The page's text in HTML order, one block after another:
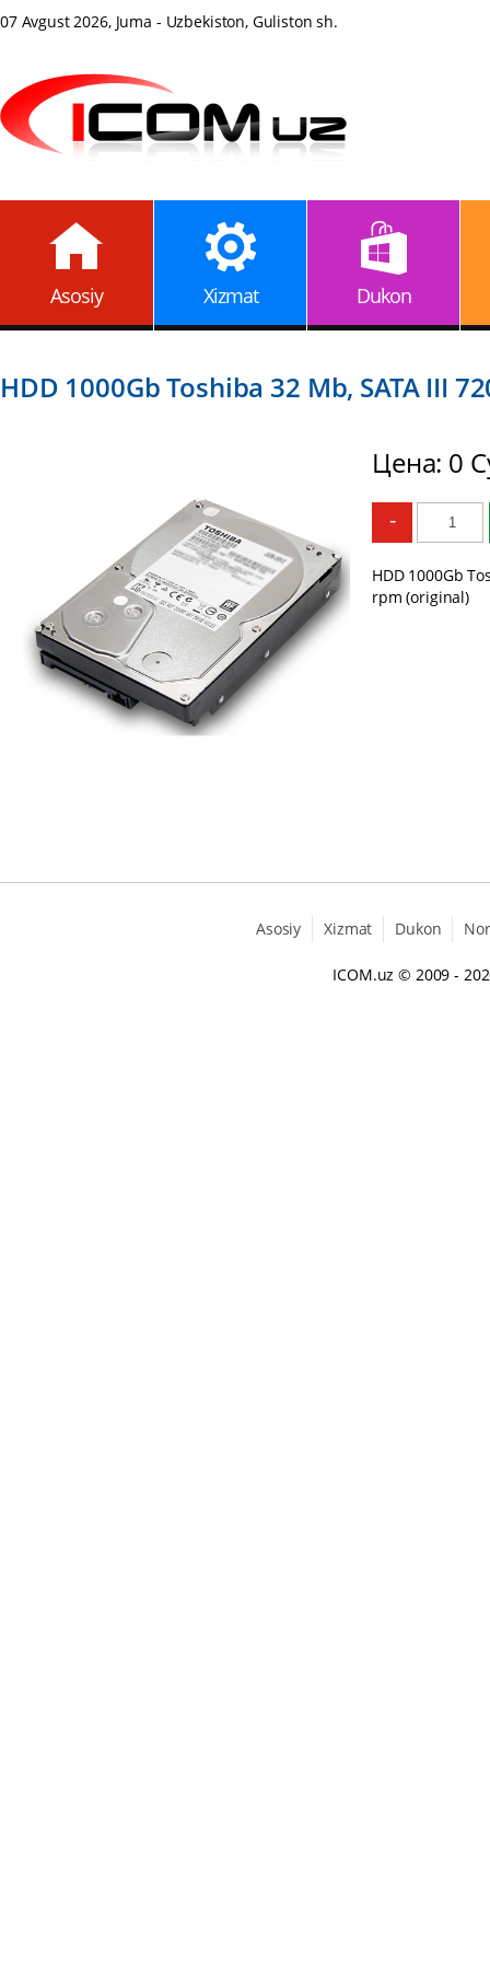
07 Avgust 2026, Juma - Uzbekiston, Guliston sh.
Asosiy Xizmat Dukon
HDD 1000Gb Toshiba 32 Mb, SATA III
Цена: 0
-
HDD 1000Gb
rpm (original)
Asosiy Xizmat Dukon
ICOM.uz © 2009 -